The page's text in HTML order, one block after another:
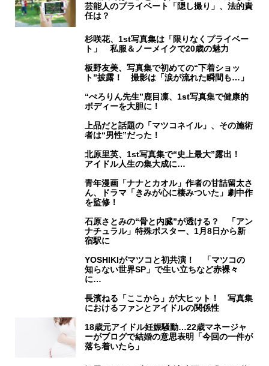
芸能人のプライベート「隠し撮り」、法的責
任は？
杉咲花、1st写真集は「限りなくプライベー
ト」 私服＆ノーメイクで20歳の魅力
板野友美、写真集で初めての“下着ショッ
ト”披露！ 撮影は「涙が流れた瞬間も…」
“ぺろりん先生”鹿目凛、1st写真集で健康的
ボディーを大胆に！
上品だと話題の「マツコネイル」、その施術
者は“男性”だった！
北原里英、1st写真集で“史上最大”露出！
アイドル人生の集大成に…
青年漫画「ナナとカオル」作者の甘詰留太さ
ん、ドラマ「きみが心に棲みついた」劇中作
を監修！
石原さとみの“骨と内臓”が透ける？ 「アン
ナチュラル」特殊ポスター、1月8日から新
宿駅に
YOSHIKIがマツコと初共演！ 「マツコの
知らない世界SP」で生い立ちなど赤裸々
に…
長濱ねる「ここから」が大ヒット！ 写真集
におけるファンとアイドルの関係性
18歳元アイドル妊娠騒動…22歳マネージャ
ーがブログで結婚の意思表明「今回の一件が
落ち着いたら」